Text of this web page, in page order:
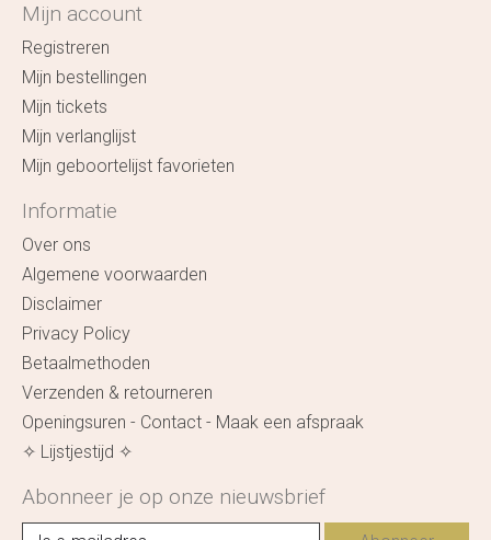
Mijn account
Registreren
Mijn bestellingen
Mijn tickets
Mijn verlanglijst
Mijn geboortelijst favorieten
Informatie
Over ons
Algemene voorwaarden
Disclaimer
Privacy Policy
Betaalmethoden
Verzenden & retourneren
Openingsuren - Contact - Maak een afspraak
✧ Lijstjestijd ✧
Abonneer je op onze nieuwsbrief